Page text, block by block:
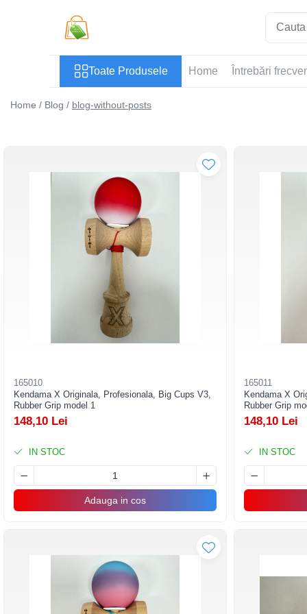
Casa si Bricolaj
Articole pentru Animale
Dozatoare Condimente
Forme cuburi de gheata
Genti Termoizolante Mancare
Organizatoare si Depozitare
Organizatoare si Depozitare
Ustensile pentru Bucătărie
Ustensile pentru Bucătărie
Articole pentru Casa si Curatenie
Accesorii Ingrijire Casa
Cutii depozitare
Incalzire si climatizare
Lumanari
Maturi, Perii, Mopuri si Galeti
Perne Voiaj, Paturi si Textile
Tapet 3D Autoadeziv
Toate Produsele Home Întrebări
Home / Blog / blog-without-posts
165010
Kendama X Originala, Profesionala, Big Cups V3,
Rubber Grip model 1
148,10 Lei
IN STOC
Adauga in cos
165011
Kendama X
Rubber Grip
148,10 Lei
IN STOC